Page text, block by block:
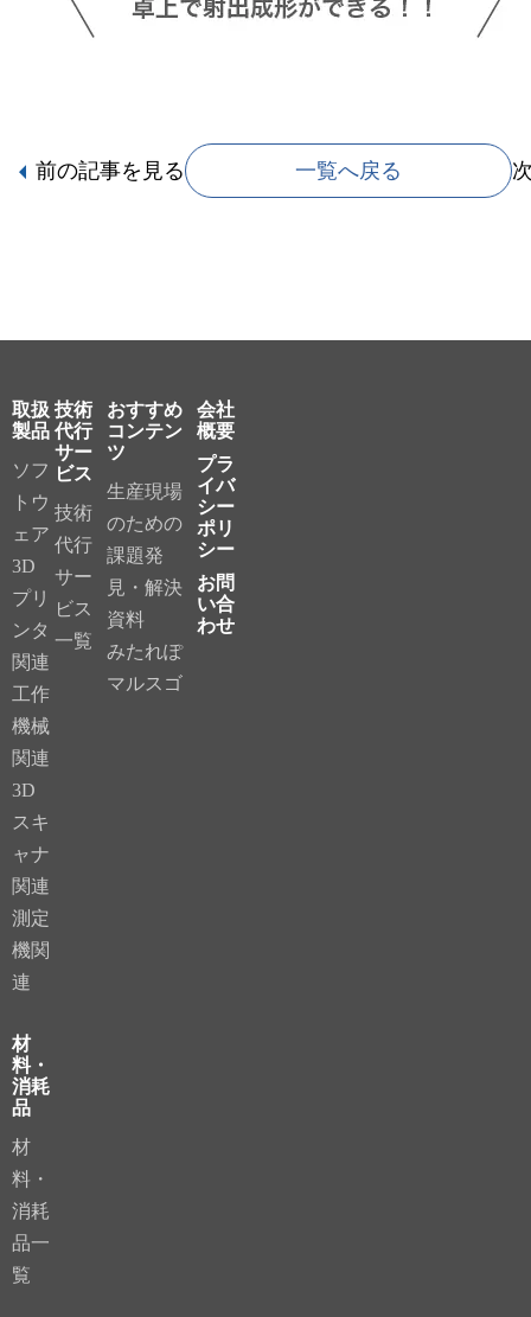
前の記事を見る 一覧へ戻る
取扱
製品
ソフ
トウ
ェア
3D
プリ
ンタ
関連
工作
機械
関連
3D
スキ
ャナ
関連
測定
機関
連
材
料・
消耗
品
材
料・
消耗
品一
覧
技術
代行
サー
ビス
技術
代行
サー
ビス
一覧
おすすめ
コンテン
ツ
生産現場
のための
課題発
見・解決
資料
みたれぽ
マルスゴ
会社
概要
プラ
イバ
シー
ポリ
シー
お問
い合
わせ